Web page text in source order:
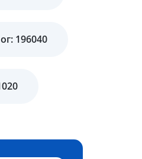
196040